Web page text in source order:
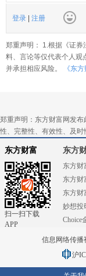
登录 注册
郑重声明： 1.根据《证
料、言论等仅代表个人观
并承担相应风险。
《东
郑重声明：东方财富网发
性、完整性、有效性、及
东方财富
扫一扫下载
APP
东方
东方财
东方财
东方财
妙想投
Choice
信息网络传播
沪